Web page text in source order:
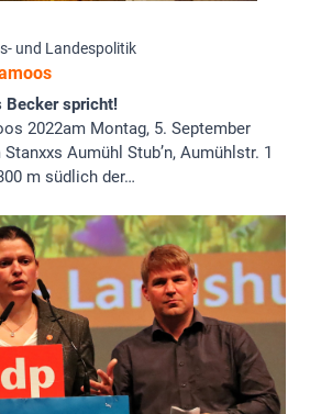
und Landespolitik
Becker spricht!
2022am Montag, 5. September
Aumühl Stub’n, Aumühlstr. 1
m südlich der…